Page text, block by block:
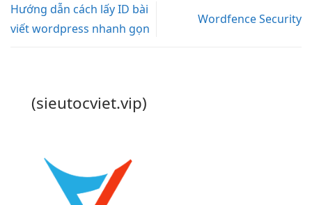
Hướng dẫn cách lấy ID bài
viết wordpress nhanh gọn
Wordfence Security
(sieutocviet.vip)